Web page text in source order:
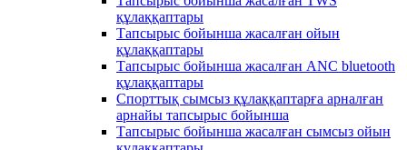
құлаққаптары
Тапсырыс бойынша жасалған ойын
құлаққаптары
Тапсырыс бойынша жасалған ANC bluetooth
құлаққаптары
Спорттық сымсыз құлаққаптарға арналған
арнайы тапсырыс бойынша
Тапсырыс бойынша жасалған сымсыз ойын